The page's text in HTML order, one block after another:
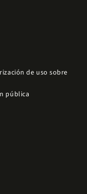
de uso sobre
pública